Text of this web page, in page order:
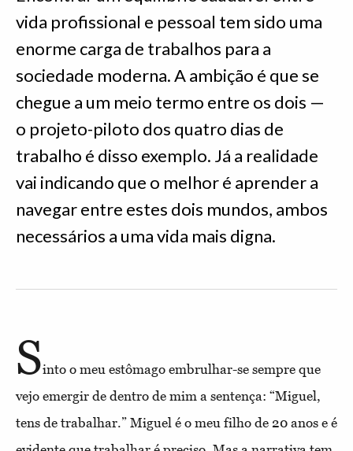
vida profissional e pessoal tem sido uma
enorme carga de trabalhos para a
sociedade moderna. A ambição é que se
chegue a um meio termo entre os dois —
o projeto-piloto dos quatro dias de
trabalho é disso exemplo. Já a realidade
vai indicando que o melhor é aprender a
navegar entre estes dois mundos, ambos
necessários a uma vida mais digna.
Sinto o meu estômago embrulhar-se sempre que
vejo emergir de dentro de mim a sentença: “Miguel,
tens de trabalhar.” Miguel é o meu filho de 20 anos e é